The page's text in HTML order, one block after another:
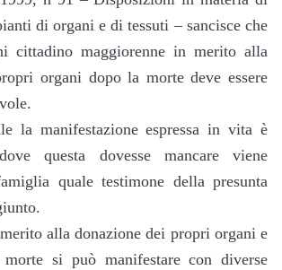
di organi e di tessuti – sancisce che
cittadino maggiorenne in merito alla
organi dopo la morte deve essere
la manifestazione espressa in vita è
questa dovesse mancare viene
quale testimone della presunta
alla donazione dei propri organi e
si può manifestare con diverse